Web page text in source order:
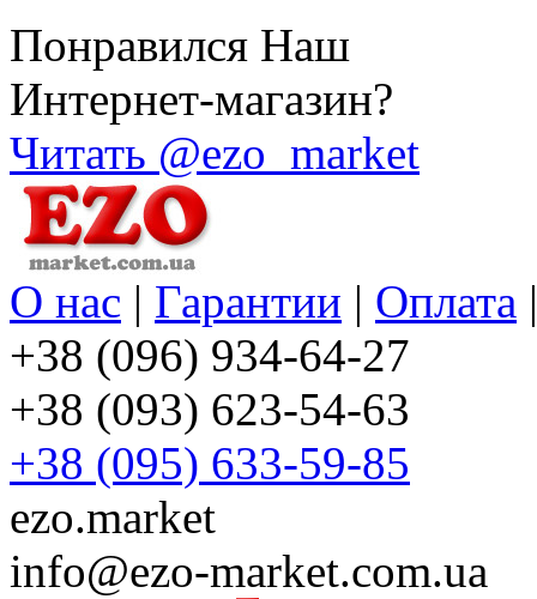
Понравился Наш
Интернет-магазин?
Читать @ezo_market
О нас | Гарантии | Оплата
+38 (096) 934-64-27
+38 (093) 623-54-63
+38 (095) 633-59-85
ezo.market
info@ezo-market.com.ua